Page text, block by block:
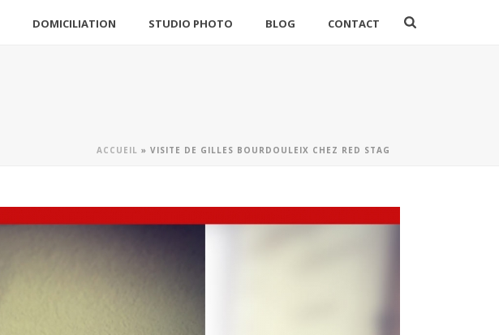
DOMICILIATION STUDIO PHOTO BLOG CONTACT
ACCUEIL » VISITE DE GILLES BOURDOULEIX CHEZ RED STAG